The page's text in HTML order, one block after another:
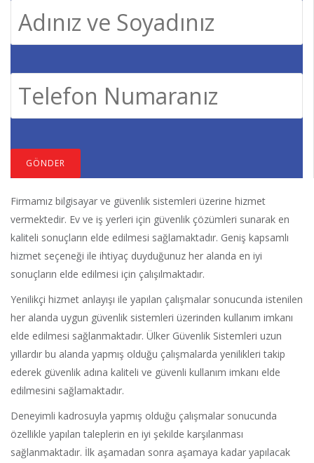
Firmamız bilgisayar ve güvenlik sistemleri üzerine hizmet
vermektedir. Ev ve iş yerleri için güvenlik çözümleri sunarak en
kaliteli sonuçların elde edilmesi sağlamaktadır. Geniş kapsamlı
hizmet seçeneği ile ihtiyaç duyduğunuz her alanda en iyi
sonuçların elde edilmesi için çalışılmaktadır.
Yenilikçi hizmet anlayışı ile yapılan çalışmalar sonucunda istenilen
her alanda uygun güvenlik sistemleri üzerinden kullanım imkanı
elde edilmesi sağlanmaktadır. Ülker Güvenlik Sistemleri uzun
yıllardır bu alanda yapmış olduğu çalışmalarda yenilikleri takip
ederek güvenlik adına kaliteli ve güvenli kullanım imkanı elde
edilmesini sağlamaktadır.
Deneyimli kadrosuyla yapmış olduğu çalışmalar sonucunda
özellikle yapılan taleplerin en iyi şekilde karşılanması
sağlanmaktadır. İlk aşamadan sonra aşamaya kadar yapılacak